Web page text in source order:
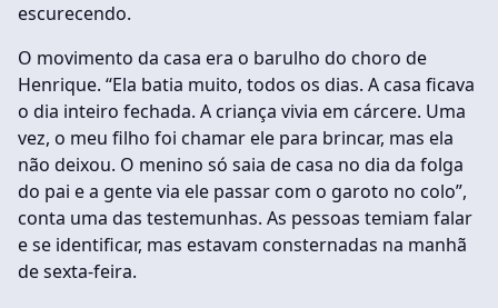
escurecendo.
O movimento da casa era o barulho do choro de
Henrique. “Ela batia muito, todos os dias. A casa ficava
o dia inteiro fechada. A criança vivia em cárcere. Uma
vez, o meu filho foi chamar ele para brincar, mas ela
não deixou. O menino só saia de casa no dia da folga
do pai e a gente via ele passar com o garoto no colo”,
conta uma das testemunhas. As pessoas temiam falar
e se identificar, mas estavam consternadas na manhã
de sexta-feira.